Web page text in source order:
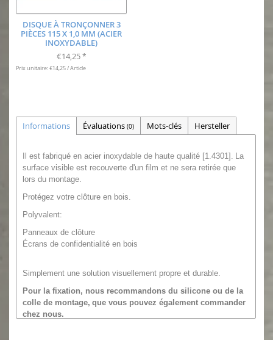
DISQUE À TRONÇONNER 3
PIÈCES 115 X 1,0 MM (ACIER
INOXYDABLE)
€14,25 *
Prix unitaire: €14,25 / Article
Informations Évaluations (0) Mots-clés Hersteller
Il est fabriqué en acier inoxydable de haute qualité [1.4301].
La
surface visible est recouverte d'un film et ne sera retirée que
lors du montage.
Protégez votre clôture en bois.
Polyvalent:
Panneaux de clôture
Écrans de confidentialité en bois
Simplement une solution visuellement propre et durable.
Pour la fixation, nous recommandons du silicone ou de la
colle de montage, que vous pouvez également commander
chez nous.